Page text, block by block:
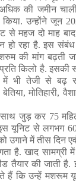
की जमीन
उन्होंने जून
से महज दो माह बाद
हो रहा है. इस संबंध
की मांग बढ़ती
प्रति किलो है. इसकी
में भी तेजी से बढ़
,मोतिहारी,
साथ जुड़ कर 75
इस यूनिट से लगभग
उगाने में तीस दिन
है. खाद सामग्री में
तैयार की जाती है.
हैं कि उन्हें